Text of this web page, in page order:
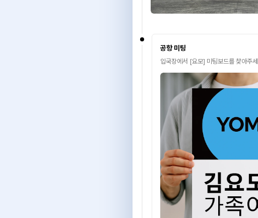
공항 미팅
입국장에서 [요모] 미팅보드를 찾아주